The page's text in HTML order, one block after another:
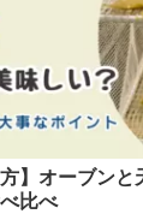
方】オーブン
比べ